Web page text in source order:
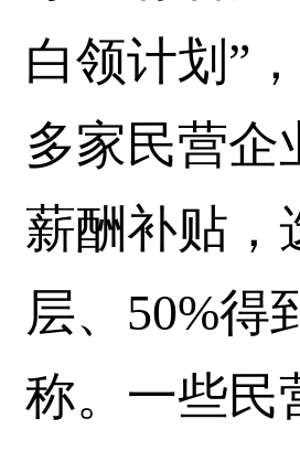
白领计划”
多家民营企
薪酬补贴，
层、50%得
称。一些民